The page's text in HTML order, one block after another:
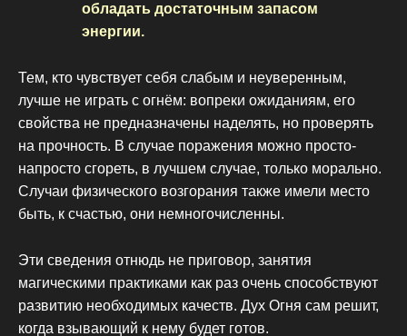
обладать достаточным запасом
энергии.
Тем, кто чувствует себя слабым и неуверенным,
лучше не играть с огнём: вопреки ожиданиям, его
свойства не предназначены наделять, но проверять
на прочность. В случае поражения можно просто-
напросто сгореть, в лучшем случае, только морально.
Случаи физического возгорания также имели место
быть, к счастью, они немногочисленны.
Эти сведения отнюдь не приговор, занятия
магическими практиками как раз очень способствуют
развитию необходимых качеств. Дух Огня сам решит,
когда взывающий к нему будет готов.